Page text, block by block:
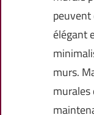
peuvent
élégant
murs.
murales